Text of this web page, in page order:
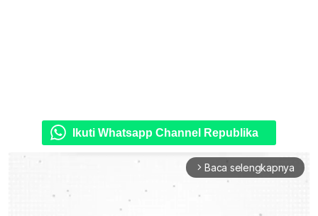
Ikuti Whatsapp Channel Republika
arrow_forward_ios Baca selengkapnya